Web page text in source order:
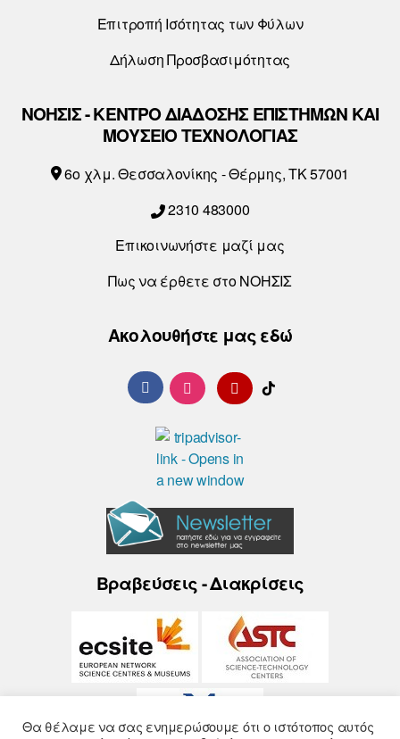
ω
γ
ς
Ή
ο
υ
Επιτροπή Ισότητας των Φύλων
Δήλωση Προσβασιμότητας
ΝΟΗΣΙΣ - ΚΕΝΤΡΟ ΔΙΑΔΟΣΗΣ ΕΠΙΣΤΗΜΩΝ ΚΑΙ
ΜΟΥΣΕΙΟ ΤΕΧΝΟΛΟΓΙΑΣ
6o χλμ. Θεσσαλονίκης - Θέρμης, ΤΚ 57001
2310 483000
Επικοινωνήστε μαζί μας
Πως να έρθετε στο ΝΟΗΣΙΣ
Ακολουθήστε μας εδώ
Βραβεύσεις - Διακρίσεις
Θα θέλαμε να σας ενημερώσουμε ότι ο ιστότοπος αυτός